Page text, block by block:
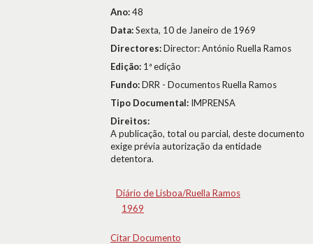
Ano:48
Data:Sexta, 10 de Janeiro de 1969
Directores:Director: António Ruella Ramos
Edição: 1ª edição
Fundo:DRR - Documentos Ruella Ramos
Tipo Documental: IMPRENSA
Direitos:
A publicação, total ou parcial, deste documento
exige prévia autorização da entidade
detentora.
Diário de Lisboa/Ruella Ramos
1969
Citar Documento